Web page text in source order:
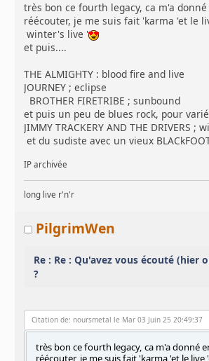
très bon ce fourth legacy, ca m'a
réécouter, je me suis fait 'karma 'et le
winter's live '
et puis....
THE ALMIGHTY : blood fire and live
JOURNEY ; eclipse
BROTHER FIRETRIBE ; sunbound
et puis un peu de blues rock, pour
JIMMY TRACKERY AND THE DRIVERS ;
et du sudiste avec un vieux
IP archivée
long live r'n'r
PilgrimWen
Re : Re : Qu'avez vous écouté (hier
?
Citation de: noursmetal le Mar 03 Juin 25 20:49:37
très bon ce fourth legacy, ca m'a donné
réécouter, je me suis fait 'karma 'et le live